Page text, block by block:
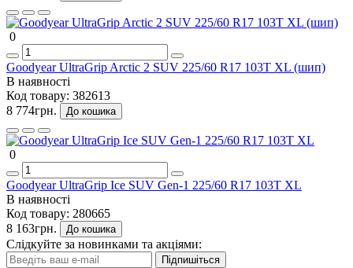
0
Goodyear UltraGrip Arctic 2 SUV 225/60 R17 103T XL (шип)
В наявності
Код товару: 382613
8 774грн.
До кошика
0
Goodyear UltraGrip Ice SUV Gen-1 225/60 R17 103T XL
В наявності
Код товару: 280665
8 163грн.
До кошика
Слідкуйте за новинками та акціями:
Підпишіться